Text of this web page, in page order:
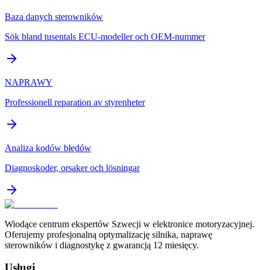
Baza danych sterowników
Sök bland tusentals ECU-modeller och OEM-nummer
NAPRAWY
Professionell reparation av styrenheter
Analiza kodów błędów
Diagnoskoder, orsaker och lösningar
Wiodące centrum ekspertów Szwecji w elektronice motoryzacyjnej.
Oferujemy profesjonalną optymalizację silnika, naprawę
sterowników i diagnostykę z gwarancją 12 miesięcy.
Usługi